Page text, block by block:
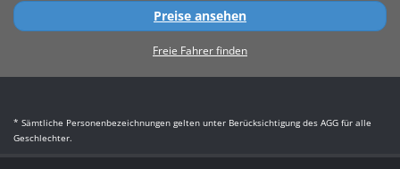
Preise ansehen
Freie Fahrer finden
* Sämtliche Personenbezeichnungen gelten unter Berücksichtigung des AGG für alle
Geschlechter.